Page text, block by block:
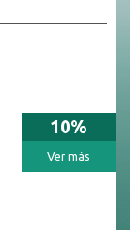
10%
Ver más